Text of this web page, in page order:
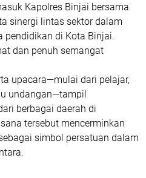
Kapolres Binjai bersama
sinergi lintas sektor dalam
pendidikan di Kota Binjai.
dan penuh semangat
upacara—mulai dari pelajar,
undangan—tampil
berbagai daerah di
tersebut mencerminkan
simbol persatuan dalam